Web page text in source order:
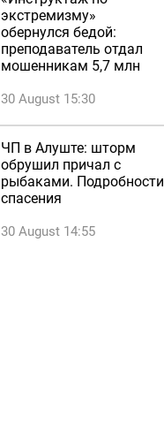
экстремизму»
обернулся бедой:
преподаватель отдал
мошенникам 5,7 млн
30 August 15:30
ЧП в Алуште: шторм
обрушил причал с
рыбаками. Подробности
спасения
30 August 14:55